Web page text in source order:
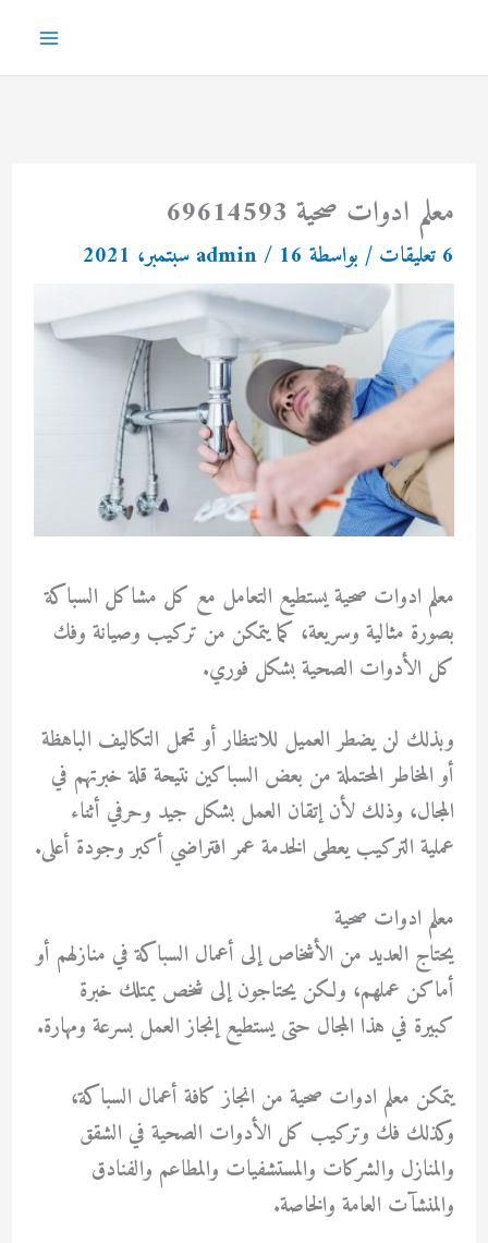
معلم ادوات صحية 69614593
6 تعليقات / بواسطة admin/ 16 سبتمبر، 2021
معلم ادوات صحيةيستطيع التعامل مع كل مشاكل السباكة
بصورة مثالية وسريعة، كما يتمكن من تركيب وصيانة وفك
كل الأدوات الصحية بشكل فوري.
وبذلك لن يضطر العميل للانتظار أو تحمل التكاليف الباهظة
أو المخاطر المحتملة من بعض السباكين نتيحة قلة خبرتهم في
المجال، وذلك لأن إتقان العمل بشكل جيد وحرفي أثناء
عملية التركيب يعطى الخدمة عمر افتراضي أكبر وجودة أعلى.
معلم ادوات صحية
يحتاج العديد من الأشخاص إلى أعمال السباكة في منازلهم أو
أماكن عملهم، ولكن يحتاجون إلى شخص يمتلك خبرة
كبيرة في هذا المجال حتى يستطيع إنجاز العمل بسرعة ومهارة.
يتمكن معلم ادوات صحيةمن انجاز كافة أعمال السباكة،
وكذلك فك وتركيب كل الأدوات الصحية في الشقق
والمنازل والشركات والمستشفيات والمطاعم والفنادق
والمنشآت العامة والخاصة.